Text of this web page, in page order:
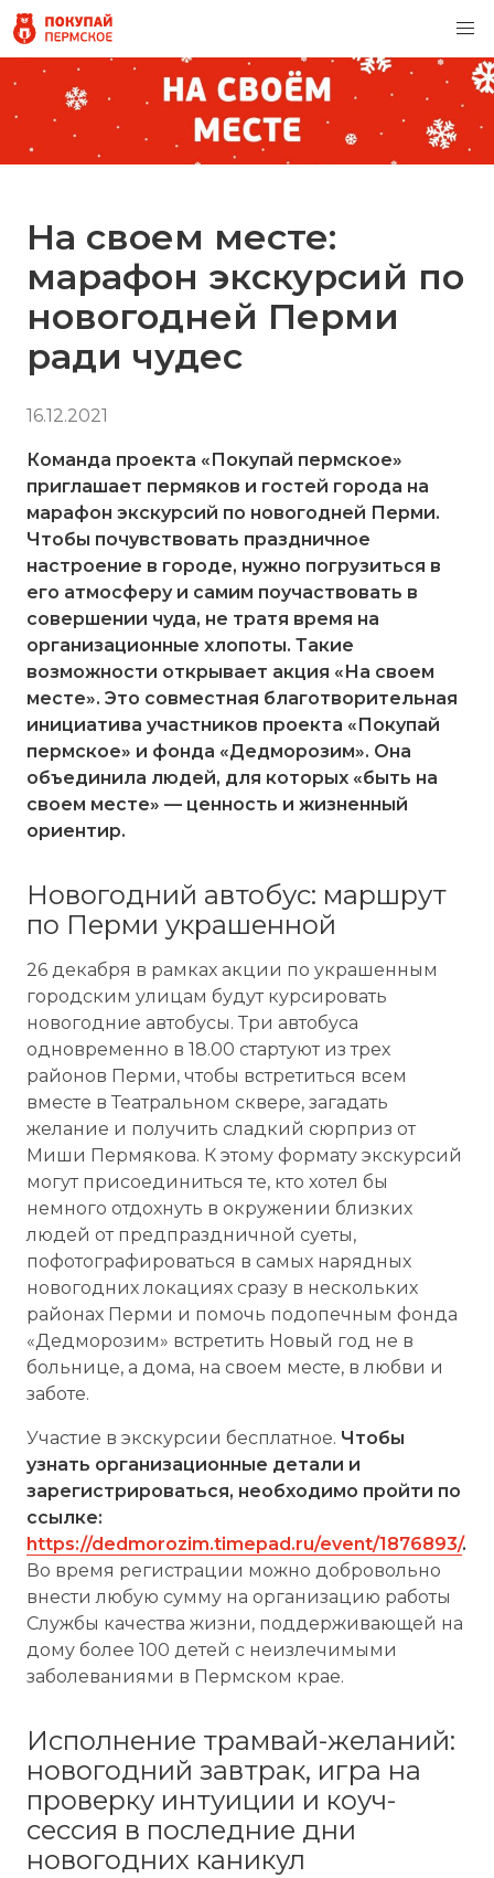
На своем месте:
марафон экскурсий по
новогодней Перми
ради чудес
16.12.2021
Команда проекта «Покупай пермское»
приглашает пермяков и гостей города на
марафон экскурсий по новогодней Перми.
Чтобы почувствовать праздничное
настроение в городе, нужно погрузиться в
его атмосферу и самим поучаствовать в
совершении чуда, не тратя время на
организационные хлопоты. Такие
возможности открывает акция «На своем
месте». Это совместная благотворительная
инициатива участников проекта «Покупай
пермское» и фонда «Дедморозим». Она
объединила людей, для которых «быть на
своем месте» — ценность и жизненный
ориентир.
Новогодний автобус: маршрут
по Перми украшенной
26 декабря в рамках акции по украшенным
городским улицам будут курсировать
новогодние автобусы. Три автобуса
одновременно в 18.00 стартуют из трех
районов Перми, чтобы встретиться всем
вместе в Театральном сквере, загадать
желание и получить сладкий сюрприз от
Миши Пермякова. К этому формату экскурсий
могут присоединиться те, кто хотел бы
немного отдохнуть в окружении близких
людей от предпраздничной суеты,
пофотографироваться в самых нарядных
новогодних локациях сразу в нескольких
районах Перми и помочь подопечным фонда
«Дедморозим» встретить Новый год не в
больнице, а дома, на своем месте, в любви и
заботе.
Участие в экскурсии бесплатное. Чтобы
узнать организационные детали и
зарегистрироваться, необходимо пройти по
ссылке:
https://dedmorozim.timepad.ru/event/1876893/.
Во время регистрации можно добровольно
внести любую сумму на организацию работы
Службы качества жизни, поддерживающей на
дому более 100 детей с неизлечимыми
заболеваниями в Пермском крае.
Исполнение трамвай-желаний:
новогодний завтрак, игра на
проверку интуиции и коуч-
сессия в последние дни
новогодних каникул